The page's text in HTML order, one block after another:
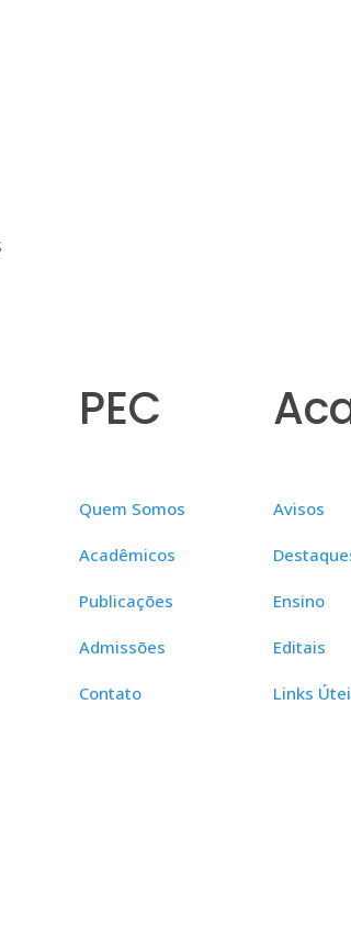
PEC
Quem Somos
Acadêmicos
Publicações
Admissões
Contato
Avisos
Ensino
Editais
Links